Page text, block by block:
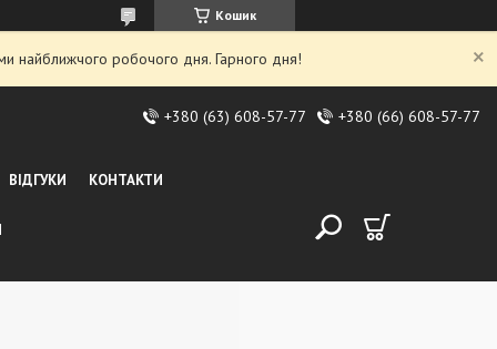
Кошик
найближчого робочого дня. Гарного дня!
+380 (63) 608-57-77 +380 (66) 608-57-77
ВІДГУКИ КОНТАКТИ